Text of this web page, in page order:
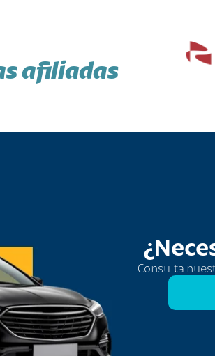
afiliadas
Consulta